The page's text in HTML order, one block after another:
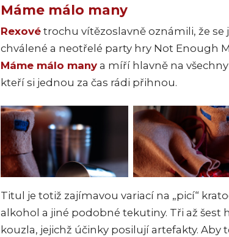
Máme málo many
Rexové trochu vítězoslavně oznámili, že
chválené a neotřelé party hry Not Enough
Máme málo many a míří hlavně na
kteří si jednou za čas rádi přihnou.
Titul je totiž zajímavou variací na „picí“
alkohol a jiné podobné tekutiny. Tři až šest
kouzla, jejichž účinky posilují artefakty.